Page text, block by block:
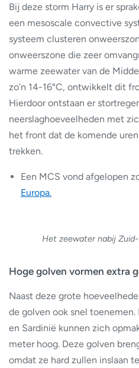
Bij deze storm Harry is er
een mesoscale convective
systeem clusteren
onweerszone die zeer
warme zeewater van de
zo’n 14-16°C, ontwikkelt dit
Hierdoor ontstaan er
neerslaghoeveelheden met
het front dat de komende
trekken.
Een MCS vond afgelopen
Europa.
Het zeewater nabij Zuid-
Hoge golven vormen extra
Naast deze grote
de golven ook snel
en Sardinië kunnen zich
meter hoog. Deze golven
omdat ze hard zullen inslaan